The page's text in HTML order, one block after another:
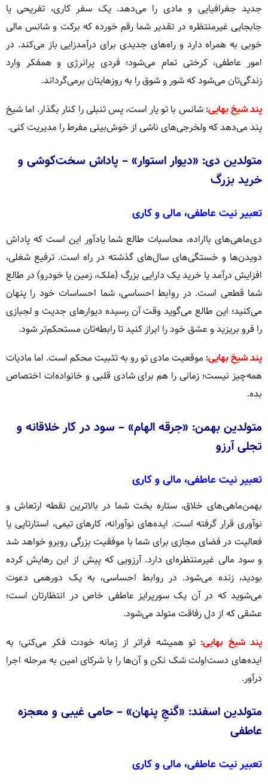
جدید جغرافیایی و مادی را می‌دهد. یک سفر کاری، تفریحی یا
جابجایی غیرمنتظره در تقدیر شما رقم خورده که برکت و شانس مالی
خوبی به همراه دارد و راه‌های جدیدی برای درآمدزایی باز می‌کند. در
امور عاطفی، کرختی تمام می‌شود؛ فردی پرانرژی و همفکر وارد
زندگی‌تان می‌شود که شور و شوق را به روزهایتان برمی‌گرداند.
پند شیخ بهایی: شانس با تو یار است، پس تنبلی را کنار بگذار. اما شیخ
پند می‌دهد که ولخرجی‌های ناشی از خوش‌بینی مفرط را مدیریت کنی.
متولدین دی: «دیوار استوار» – پاداش سخت‌کوشی و
خرید بزرگ
تعبیر نیت عاطفی، مالی و کاری
دی‌ماهی‌های بااراده، محاسبات طالع شما یادآور این است که پاداش
دویدن‌ها و خستگی‌های سال‌های گذشته در راه است. ترفیع شغلی،
افزایش درآمد یا خرید یک دارایی بزرگ (ملک، زمین یا خودرو) در طالع
شما قطعی است. در روابط احساسی، شما احساسات خود را پنهان
می‌کنید؛ این طالع می‌گوید وقت آن رسیده دیوارهای جدیت و لجبازی
را فرو بریزید و عشق خود را ابراز کنید تا رابطه‌تان مستحکم‌تر شود.
پند شیخ بهایی: موقعیت مادی تو رو به تثبیت محکم است. اما مادیات
همه‌چیز نیست؛ زمانی را هم برای شادی قلبی و خانواده‌ات اختصاص
بده.
متولدین بهمن: «جرقه‌ الهام» – سود در کار خلاقانه و
تجلی آرزو
تعبیر نیت عاطفی، مالی و کاری
بهمن‌ماهی‌های خلاق، ستاره بخت شما در بالاترین نقطه ارتعاش و
نوآوری قرار گرفته است. ایده‌های نوآورانه، کارهای تیمی، استارتاپی یا
فعالیت در فضای مجازی برای شما با موفقیت بزرگی روبرو خواهد شد
و سود مالی غیرمنتظره‌ای دارد. آرزویی که پیش از این رهایش کرده
بودید، زنده می‌شود. در روابط احساسی، به یک دورهمی دعوت
می‌شوید که در آن یک سورپرایز عاطفی خاص در انتظارتان است؛
عشقی که از دل رفاقت متولد می‌شود.
پند شیخ بهایی: تو همیشه فراتر از زمانه خودت فکر می‌کنی؛ به
ایده‌های دست‌اولت شک نکن و آن‌ها را با شرکای امین به مرحله اجرا
درآور.
متولدین اسفند: «گنجِ پنهان» – حامی غیبی و معجزه
عاطفی
تعبیر نیت عاطفی، مالی و کاری